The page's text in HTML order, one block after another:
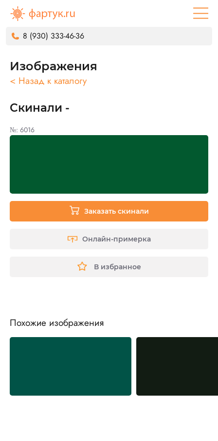
8 (930) 333-46-36
Изображения
< Назад к каталогу
Скинали -
№: 6016
Заказать скинали
Онлайн-примерка
В избранное
Похожие изображения